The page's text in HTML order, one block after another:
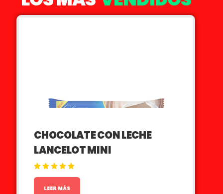
CHOCOLATE CON LECHE
LANCELOT MINI
Valorado en
LEER MÁS